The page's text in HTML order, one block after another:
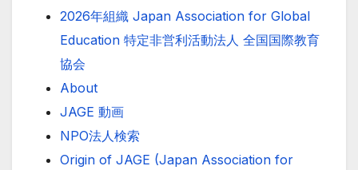
2026年組織 Japan Association for Global
Education 特定非営利活動法人 全国国際教育
協会
About
JAGE 動画
NPO法人検索
Origin of JAGE (Japan Association for